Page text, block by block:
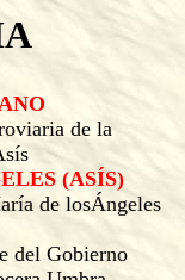
de la
(ASÍS)
de losÁngeles
del Gobierno